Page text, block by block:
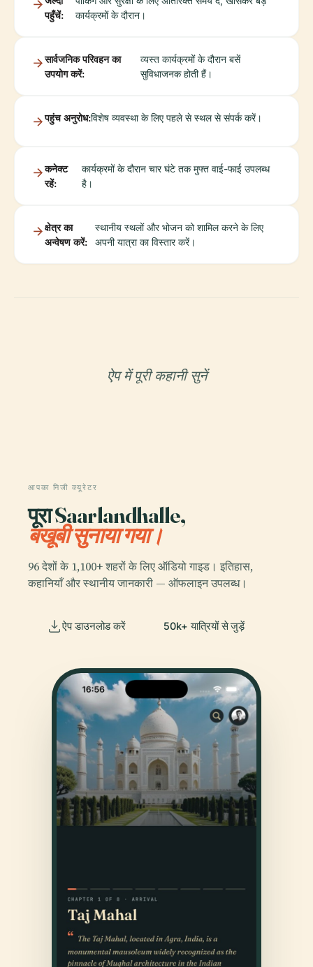
पहुँचें:
कार्यक्रमों के दौरान।
सार्वजनिक परिवहन का
उपयोग करें:
व्यस्त कार्यक्रमों के दौरान बसें
सुविधाजनक होती हैं।
पहुंच अनुरोध:विशेष व्यवस्था के लिए पहले से स्थल से संपर्क करें।
कनेक्ट
रहें:
कार्यक्रमों के दौरान चार घंटे तक मुफ्त वाई-फाई उपलब्ध
है।
क्षेत्र का
अन्वेषण करें:
स्थानीय स्थलों और भोजन को शामिल करने के लिए
अपनी यात्रा का विस्तार करें।
ऐप में पूरी कहानी सुनें
आपका निजी क्यूरेटर
पूरा Saarlandhalle,
बखूबी सुनाया गया।
96 देशों के 1,100+ शहरों के लिए ऑडियो गाइड। इतिहास,
कहानियाँ और स्थानीय जानकारी — ऑफलाइन उपलब्ध।
ऐप डाउनलोड करें 50k+ यात्रियों से जुड़ें